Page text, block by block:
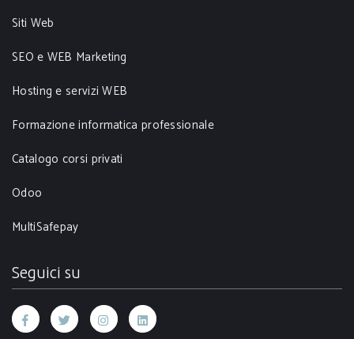
Siti Web
SEO e WEB Marketing
Hosting e servizi WEB
Formazione informatica professionale
Catalogo corsi privati
Odoo
MultiSafepay
Seguici su